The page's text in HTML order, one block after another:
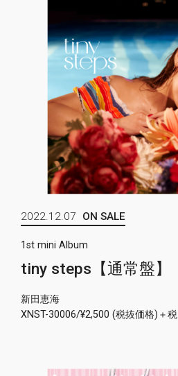
2022.12.07 ON SALE
1st mini Album
tiny steps【通常盤】
新田恵海
XNST-30006/¥2,500 (税抜価格)＋税